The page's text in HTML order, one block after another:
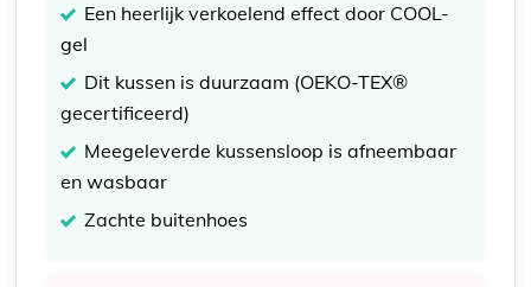
Een heerlijk verkoelend effect door COOL-
gel
Dit kussen is duurzaam (OEKO-TEX®
gecertificeerd)
Meegeleverde kussensloop is afneembaar
en wasbaar
Zachte buitenhoes